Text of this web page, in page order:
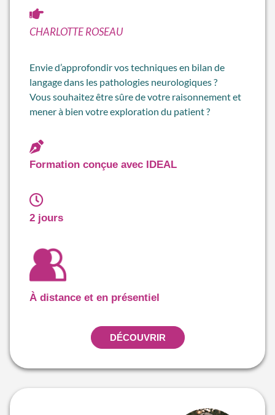
CHARLOTTE ROSEAU
Envie d’approfondir vos techniques en bilan de
langage dans les pathologies neurologiques ?
Vous souhaitez être sûre de votre raisonnement et
mener à bien votre exploration du patient ?
Formation conçue avec IDEAL
2 jours
À distance et en présentiel
DÉCOUVRIR